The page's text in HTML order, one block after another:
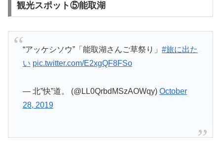
観光スポット⑤能取湖
“アッケシソウ”「能取湖さんご草祭り」 #旅に出た
い pic.twitter.com/E2xgQF8FSo
— 北”快”道。 (@LL0QrbdMSzAOWqy) October
28, 2019